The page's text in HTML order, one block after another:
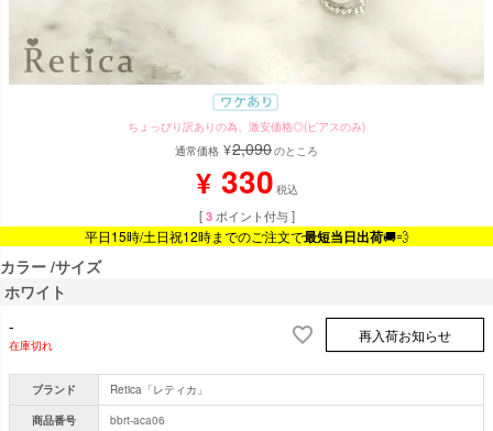
ちょっぴり訳ありの為、激安価格◎(ピアスのみ)
通常価格 ¥2,090のところ
¥ 330 税込
[ 3 ポイント付与 ]
平日15時/土日祝12時までのご注文で最短当日出荷🚚💨
カラー サイズ
ホワイト
-
在庫切れ
再入荷お知らせ
ブランド
Retica「レティカ」
商品番号
bbrt-aca06